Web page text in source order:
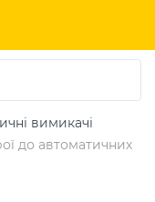
вимикачі
до автоматичних